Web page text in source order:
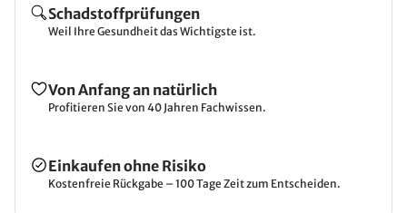
Schadstoffprüfungen
Weil Ihre Gesundheit das Wichtigste ist.
Von Anfang an natürlich
Profitieren Sie von 40 Jahren Fachwissen.
Einkaufen ohne Risiko
Kostenfreie Rückgabe – 100 Tage Zeit zum Entscheiden.